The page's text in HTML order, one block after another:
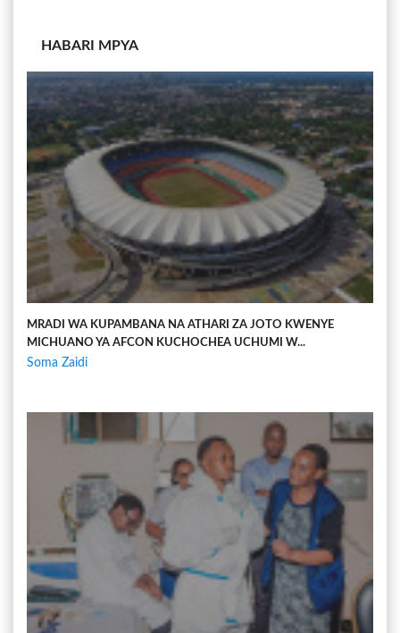
HABARI MPYA
MRADI WA KUPAMBANA NA ATHARI ZA JOTO KWENYE
MICHUANO YA AFCON KUCHOCHEA UCHUMI W...
Soma Zaidi